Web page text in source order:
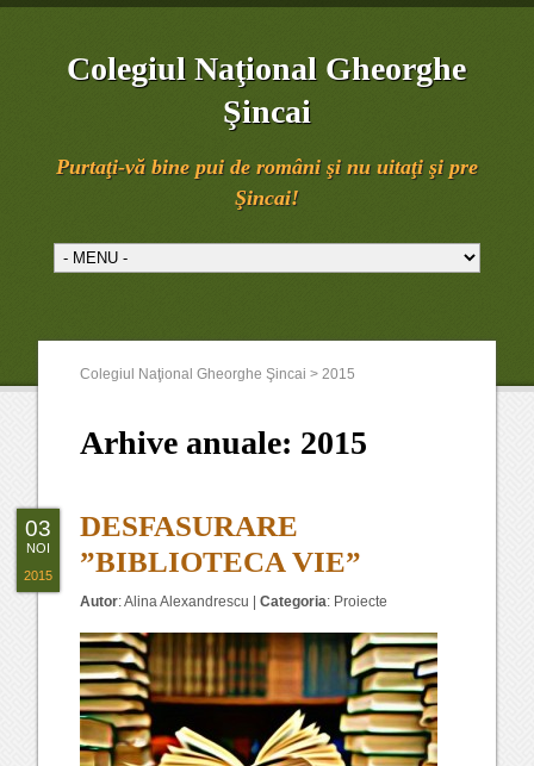
Colegiul Naţional Gheorghe
Şincai
Purtaţi-vă bine pui de români şi nu uitaţi şi pre
Şincai!
Colegiul Naţional Gheorghe Şincai >2015
Arhive anuale: 2015
DESFASURARE
”BIBLIOTECA VIE”
Autor:Alina Alexandrescu |Categoria: Proiecte
03
NOI
2015